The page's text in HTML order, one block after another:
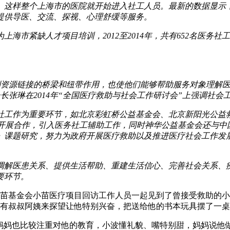
样整个上海市的医院就开始进入社工人员。最新的数据显
导医、交流、探视、心理舒缓等服务。
海市紧缺人才项目培训，2012至2014年，共有652名医务
源链接的桥梁和纽带作用，也使他们能够帮助服务对象理解
张琳在2014年“全国医疗救助与社会工作研讨会”上强调社会
作为重要环节，如北京彩虹桥公益基金会、北京新阳光公
合作，引入医务社工辅助工作，同时神华公益基金会还与
题研究，努力为政府开展医疗救助以及推进医疗社会工作
医患关系、提供生活帮助、重建生活信心、完善社会关系
节。
基金会小苗医疗项目回访工作人员一起见到了曾接受救助的
叔叔阿姨来探望让他特别兴奋，把送给他的书本玩具摆了一
也比较注重对他的教育，小波懂礼貌、嘴特别甜，妈妈说